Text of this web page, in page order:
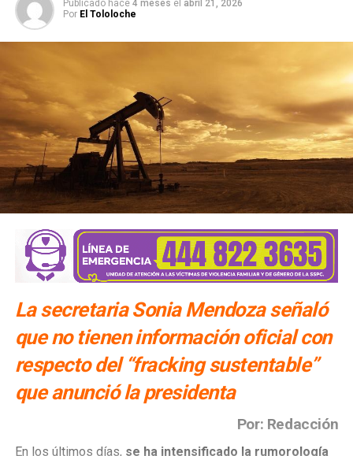
Publicado hace 4 meses el abril 21, 2026
Por El Tololoche
La secretaria Sonia Mendoza señaló
que no tienen información oficial con
respecto del “fracking sustentable”
que anunció la presidenta
Por: Redacción
En los últimos días, se ha intensificado la rumorología